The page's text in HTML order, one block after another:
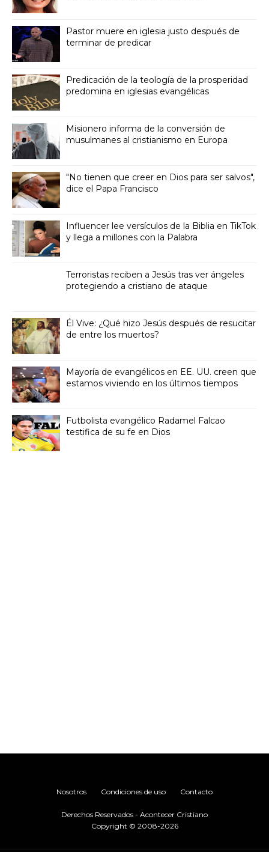
Pastor muere en iglesia justo después de
terminar de predicar
Predicación de la teología de la prosperidad
predomina en iglesias evangélicas
Misionero informa de la conversión de
musulmanes al cristianismo en Europa
"No tienen que creer en Dios para ser salvos",
dice el Papa Francisco
Influencer lee versículos de la Biblia en TikTok
y llega a millones con la Palabra
Terroristas reciben a Jesús tras ver ángeles
protegiendo a cristiano de ataque
Él Vive: ¿Qué hizo Jesús después de resucitar
de entre los muertos?
Mayoría de evangélicos en EE. UU. creen que
estamos viviendo en los últimos tiempos
Futbolista evangélico Radamel Falcao
testifica de su fe en Dios
Nosotros Condiciones de uso Contacto
Derechos Reservados - Acontecer Cristiano
Copyright © 2008-2026